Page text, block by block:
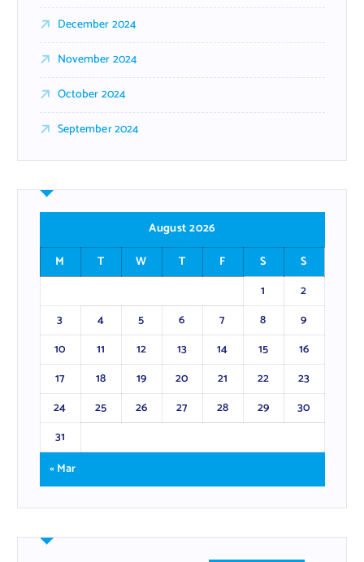
December 2024
November 2024
October 2024
September 2024
August 2026
M
T W T F S
S
1
2
3
4 5 6 7 8
9
10
11 12 13 14 15
16
17
18 19 20 21 22
23
24
25 26 27 28 29
30
31
« Mar